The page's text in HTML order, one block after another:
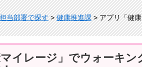
担当部署で探す>健康推進課> アプリ「健
イレージ」でウォーキ